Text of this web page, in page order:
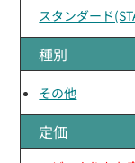
スタンダード
種別
その他
定価